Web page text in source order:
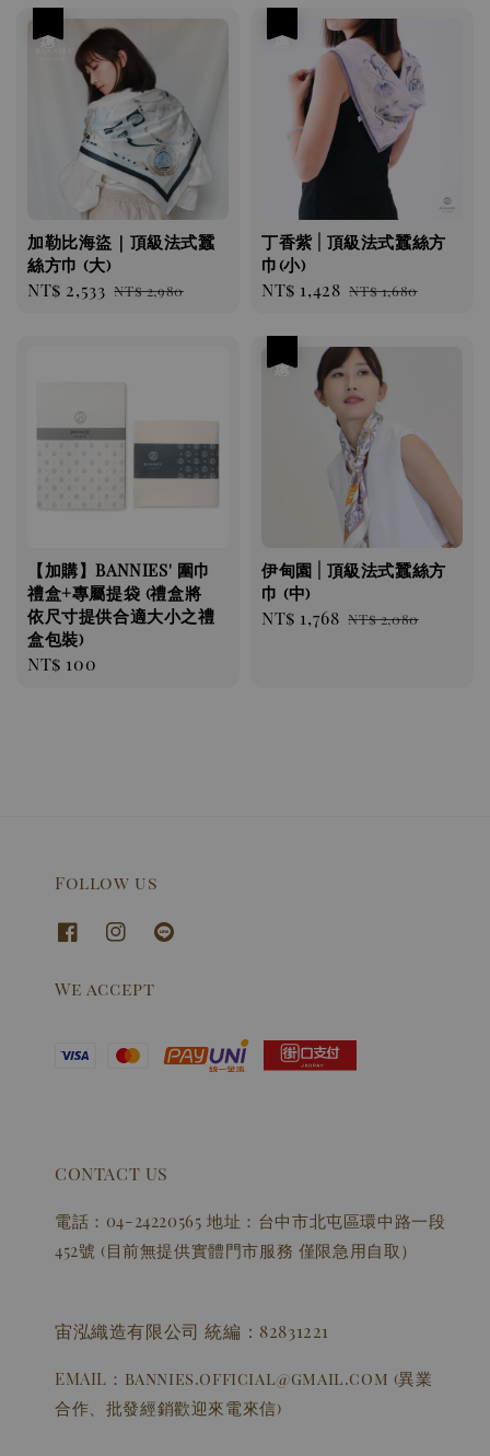
加勒比海盜｜頂級法式蠶
絲方巾 (大)
Sale
NT$ 2,533 Regular
NT$ 2,980
丁香紫 | 頂級法式蠶絲方
巾(小)
Sale
NT$ 1,428 Regular
NT$ 1,680
【加購】BANNIES' 圍巾
禮盒+專屬提袋 (禮盒將
依尺寸提供合適大小之禮
盒包裝)
Regular
NT$ 100
伊甸園 | 頂級法式蠶絲方
巾 (中)
Sale
NT$ 1,768 Regular
NT$ 2,080
Follow us
We accept
CONTACT US
電話：04-24220565 地址：台中市北屯區環中路一段
452號 (目前無提供實體門市服務 僅限急用自取）
宙泓織造有限公司 統編：82831221
EMAIL：bannies.official@gmail.com (異業
合作、批發經銷歡迎來電來信)